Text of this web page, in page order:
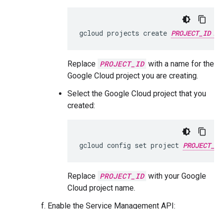
gcloud projects create PROJECT_ID
Replace PROJECT_ID with a name for the
Google Cloud project you are creating.
Select the Google Cloud project that you
created:
gcloud config set project PROJECT_ID
Replace PROJECT_ID with your Google
Cloud project name.
Enable the Service Management API: